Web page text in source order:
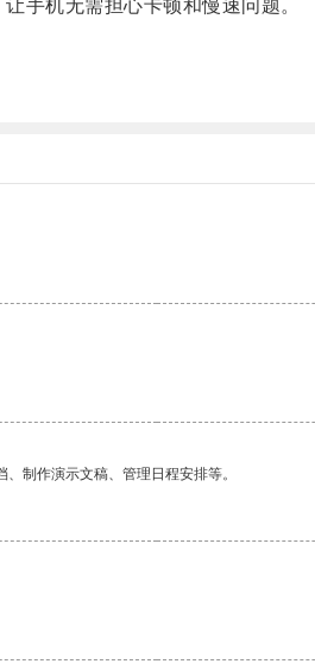
机无需担心卡顿和慢速问题。
制作演示文稿、管理日程安排等。